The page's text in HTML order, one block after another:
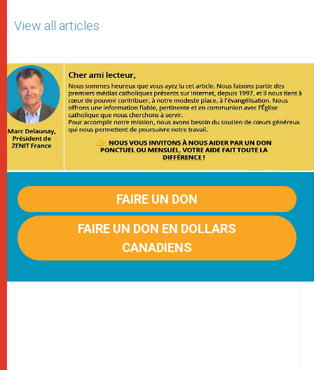
View all articles
FAIRE UN DON
FAIRE UN DON EN DOLLARS
CANADIENS